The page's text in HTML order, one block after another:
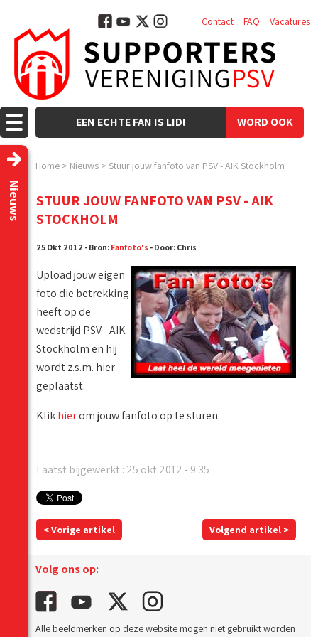
WORD OOK
EEN ECHTE FAN IS LID!
Contact FAQ Vacatures
Home > Nieuws > Stuur jouw fanfoto van PSV - AIK Stockholm
Nieuws
STUUR JOUW FANFOTO VAN PSV - AIK
STOCKHOLM
25 Okt 2012 - Bron: Fanfoto's - Door: Chris
Upload jouw eigen
foto die betrekking
heeft op de
wedstrijd PSV - AIK
Stockholm en hij
wordt z.s.m. hier
geplaatst.
Klikhierom jouw fanfoto op te sturen.
Laatst bijgewerkt : 25 okt 2012 - 9:35
< Vorige artikel Volgend artikel >
Volg ons op:
Alle beeldmerken op deze website mogen niet gebruikt worden